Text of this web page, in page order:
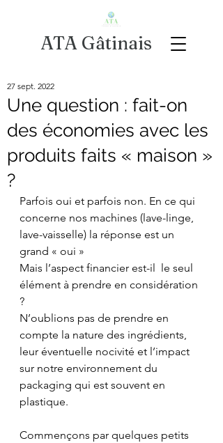
ATA Gâtinais
Une question : fait-on
des économies avec les
produits faits « maison »
?
27 sept. 2022
Parfois oui et parfois non. En ce qui
concerne nos machines (lave-linge,
lave-vaisselle) la réponse est un
grand « oui »
Mais l’aspect financier est-il  le seul
élément à prendre en considération
?
N’oublions pas de prendre en
compte la nature des ingrédients,
leur éventuelle nocivité et l’impact
sur notre environnement du
packaging qui est souvent en
plastique.
Commençons par quelques petits